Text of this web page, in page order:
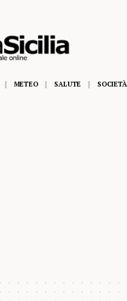
METEO SALUTE SOCIETÀ